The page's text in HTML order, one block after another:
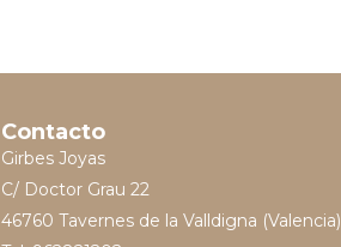
Contacto
Girbes Joyas
C/ Doctor Grau 22
46760 Tavernes de la Valldigna (Valencia)